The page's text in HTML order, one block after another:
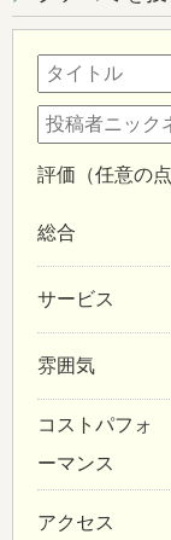
評価（任意の
総合
サービス
雰囲気
コストパフォ
ーマンス
アクセス